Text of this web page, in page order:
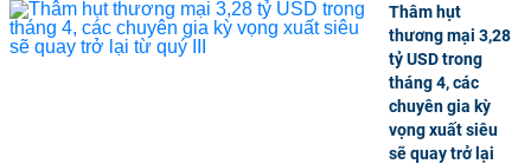
Thâm hụt
thương mại 3,28
tỷ USD trong
tháng 4, các
chuyên gia kỳ
vọng xuất siêu
sẽ quay trở lại